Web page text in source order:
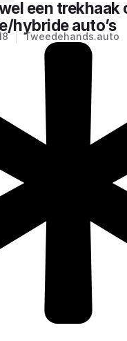
een trekhaak
hybride auto’s
Tweedehands.auto